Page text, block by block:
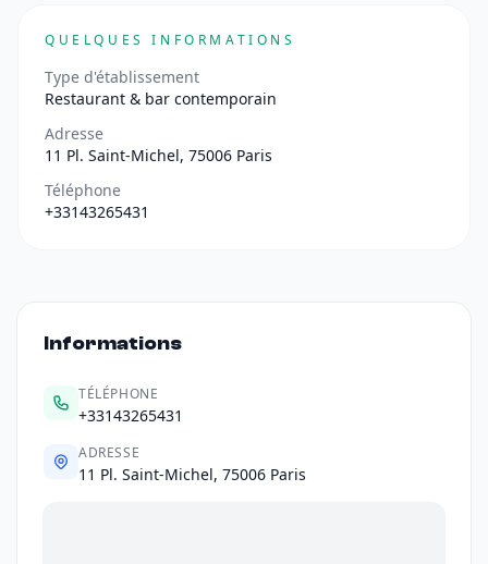
QUELQUES INFORMATIONS
Type d'établissement
Restaurant & bar contemporain
Adresse
11 Pl. Saint-Michel, 75006 Paris
Téléphone
+33143265431
Informations
TÉLÉPHONE
+33143265431
ADRESSE
11 Pl. Saint-Michel, 75006 Paris